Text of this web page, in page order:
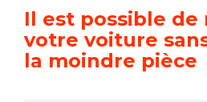
Il est possible de
votre voiture
la moindre pièce